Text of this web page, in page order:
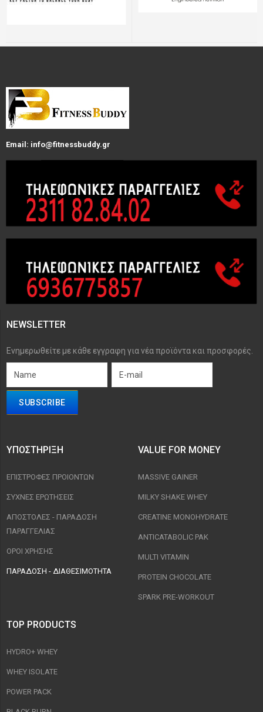
Email: info@fitnessbuddy.gr
NEWSLETTER
Ενημερωθείτε με κάθε εγγραφη για νέα προϊόντα και προσφορές.
ΥΠΟΣΤΉΡΙΞΗ
ΕΠΙΣΤΡΟΦΈΣ ΠΡΟΙΟΝΤΩΝ
ΣΥΧΝΈΣ ΕΡΩΤΉΣΕΙΣ
ΑΠΟΣΤΟΛΈΣ - ΠΑΡΆΔΟΣΗ
ΠΑΡΑΓΓΕΛΊΑΣ
ΟΡΟΙ ΧΡΉΣΗΣ
ΠΑΡΑΔΟΣΗ - ΔΙΑΘΕΣΙΜΌΤΗΤΑ
VALUE FOR MONEY
MASSIVE GAINER
MILKY SHAKE WHEY
CREATINE MONOHYDRATE
ANTICATABOLIC PAK
MULTI VITAMIN
PROTEIN CHOCOLATE
SPARK PRE-WORKOUT
TOP PRODUCTS
HYDRO+ WHEY
WHEY ISOLATE
POWER PACK